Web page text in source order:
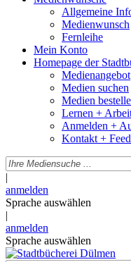
Allgemeine
Medienwunsch
Fernleihe
Mein Konto
Homepage der
Medienangebot
Medien suchen
Medien
Lernen +
Anmelden +
Kontakt +
|
anmelden
Sprache auswählen
|
anmelden
Sprache auswählen